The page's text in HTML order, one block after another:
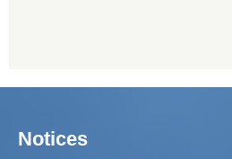
Notices